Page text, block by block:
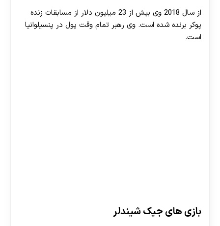
از سال 2018 وی بیش از 23 میلیون دلار از مسابقات زنده
پوکر برنده شده است. وی رهبر تمام وقت پول در پنسیلوانیا
است.
بازی های جیک شیندلر